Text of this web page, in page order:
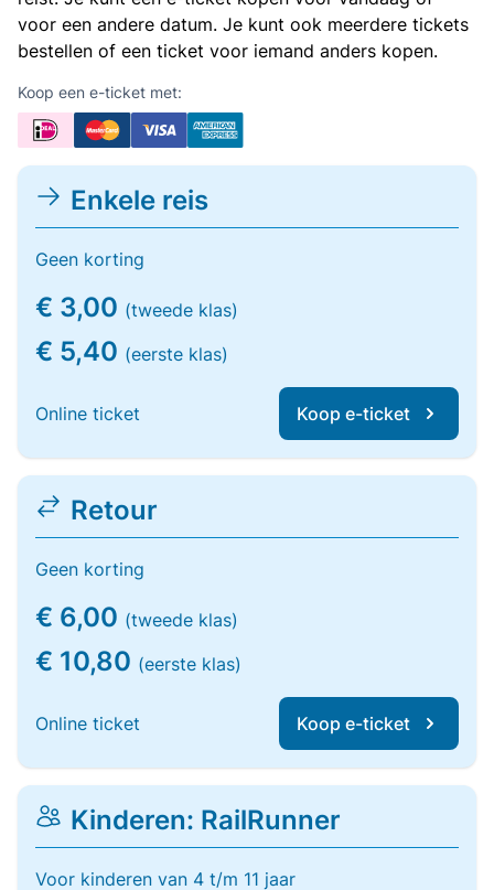
voor een andere datum. Je kunt ook meerdere tickets
bestellen of een ticket voor iemand anders kopen.
Koop een e-ticket met:
Enkele reis
Geen korting
€ 3,00 (tweede klas)
€ 5,40 (eerste klas)
Online ticket Koop e-ticket
Retour
Geen korting
€ 6,00 (tweede klas)
€ 10,80 (eerste klas)
Online ticket Koop e-ticket
Kinderen: RailRunner
Voor kinderen van 4 t/m 11 jaar